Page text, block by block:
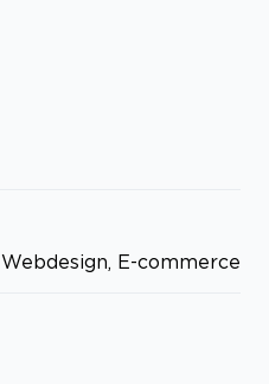
Webdesign, E-commerce